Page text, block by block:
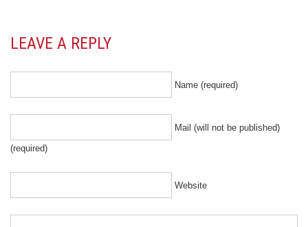
LEAVE A REPLY
Name (required)
Mail (will not be published)
(required)
Website